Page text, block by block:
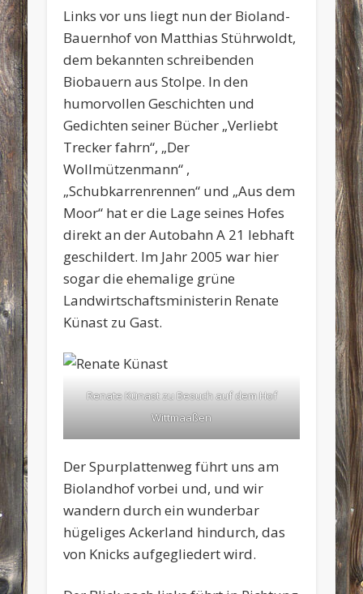
Links vor uns liegt nun der Bioland-
Bauernhof von Matthias Stührwoldt,
dem bekannten schreibenden
Biobauern aus Stolpe. In den
humorvollen Geschichten und
Gedichten seiner Bücher „Verliebt
Trecker fahrn“, „Der
Wollmützenmann“ ,
„Schubkarrenrennen“ und „Aus dem
Moor“ hat er die Lage seines Hofes
direkt an der Autobahn A 21 lebhaft
geschildert. Im Jahr 2005 war hier
sogar die ehemalige grüne
Landwirtschaftsministerin Renate
Künast zu Gast.
Renate Künast zu Besuch auf dem Hof
Wittmaaßen
Der Spurplattenweg führt uns am
Biolandhof vorbei und, und wir
wandern durch ein wunderbar
hügeliges Ackerland hindurch, das
von Knicks aufgegliedert wird.